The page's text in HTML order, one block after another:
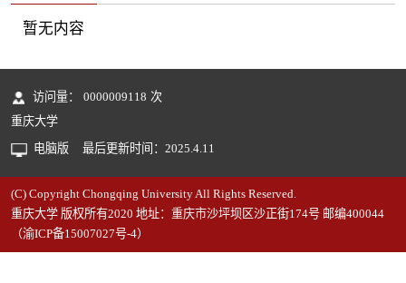
暂无内容
访问量： 0000009118 次
重庆大学
电脑版
最后更新时间： 2025.4.11
(C) Copyright Chongqing University All Rights Reserved.
重庆大学 版权所有2020 地址：重庆市沙坪坝区沙正街174号 邮编400044
（渝ICP备15007027号-4）